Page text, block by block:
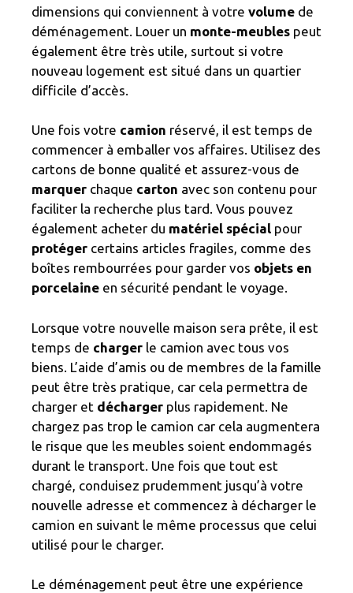
dimensions qui conviennent à votre volume de
déménagement. Louer un monte-meubles peut
également être très utile, surtout si votre
nouveau logement est situé dans un quartier
difficile d’accès.
Une fois votre camion réservé, il est temps de
commencer à emballer vos affaires. Utilisez des
cartons de bonne qualité et assurez-vous de
marquer chaque carton avec son contenu pour
faciliter la recherche plus tard. Vous pouvez
également acheter du matériel spécial pour
protéger certains articles fragiles, comme des
boîtes rembourrées pour garder vos objets en
porcelaine en sécurité pendant le voyage.
Lorsque votre nouvelle maison sera prête, il est
temps de charger le camion avec tous vos
biens. L’aide d’amis ou de membres de la famille
peut être très pratique, car cela permettra de
charger et décharger plus rapidement. Ne
chargez pas trop le camion car cela augmentera
le risque que les meubles soient endommagés
durant le transport. Une fois que tout est
chargé, conduisez prudemment jusqu’à votre
nouvelle adresse et commencez à décharger le
camion en suivant le même processus que celui
utilisé pour le charger.
Le déménagement peut être une expérience